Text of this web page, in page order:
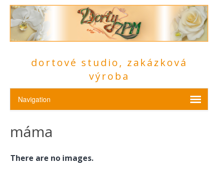
dortové studio, zakázková
výroba
máma
There are no images.